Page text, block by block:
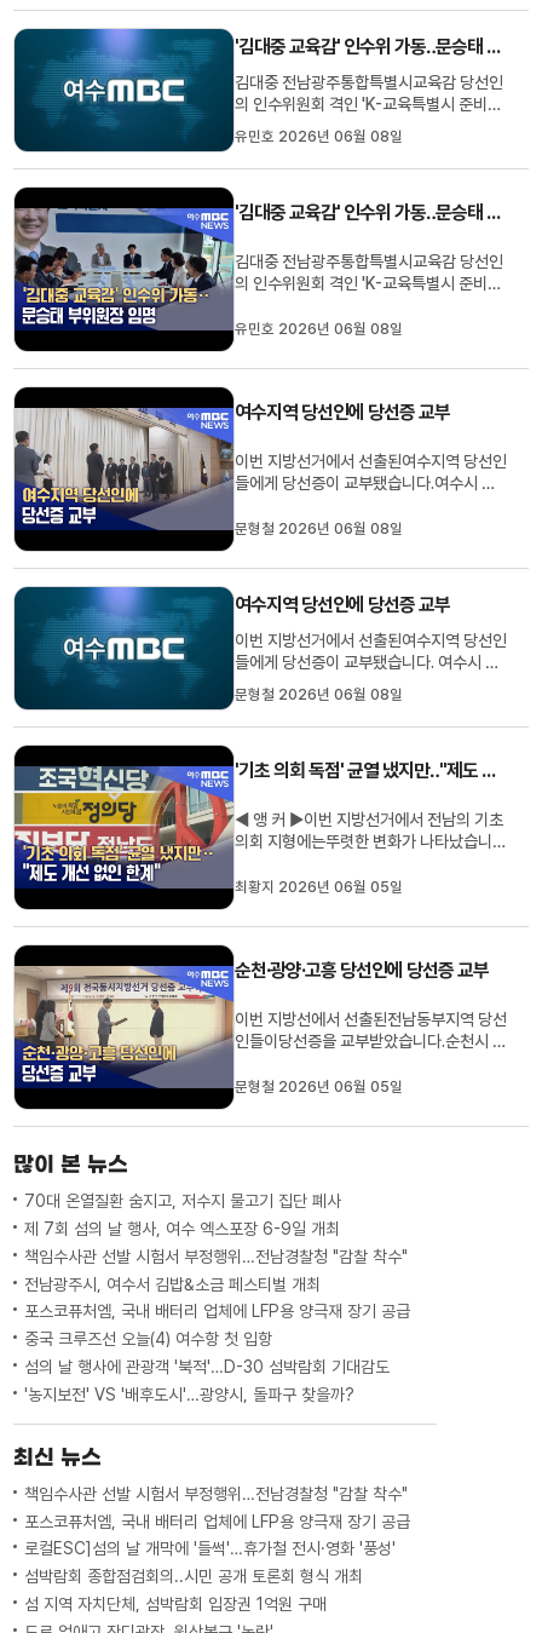
을 맡았습니다.인수위는 조만간 현판식을
열고순천시 부서별 업무보고를 시작으로민
선 9기 시정 방침과 핵심 공약 ...
'김대중 교육감' 인수위 가동‥문승태 부위원장 임명
김대중 전남광주통합특별시교육감 당선인
의 인수위원회 격인 'K-교육특별시 준비위
원회'가 공식 출범했습니다.준비위원장은
서울대 교수 출신이자대통령 직속 국가교
육위원회 소속 김경범 위원이 맡았으며, 부
이 임명됐습니다.준비위는 다음 달 31일까
유민호 2026년 06월 08일
'김대중 교육감' 인수위 가동‥문승태 부위원장 임명
김대중 전남광주통합특별시교육감 당선인
의 인수위원회 격인 'K-교육특별시 준비위
서울대 교수 출신이자대통령 직속 국가교
위원장에는 문승태 전 국립순천대 부총장
지 가동되며,양 지역의 균형과 ...
유민호 2026년 06월 08일
여수지역 당선인에 당선증 교부
이번 지방선거에서 선출된여수지역 당선인
들에게 당선증이 교부됐습니다.여수시 선
실에서 당선증 교부식을 열고 시장과 광역
증을 전달했습니다.여수에서는 지자체장과
광역의원은 모두 민주당 소속 후보들이 당
선됐으며,기초의회는 민주당 21...
문형철 2026년 06월 08일
여수지역 당선인에 당선증 교부
이번 지방선거에서 선출된여수지역 당선인
들에게 당선증이 교부됐습니다. 여수시 선
거관리위원회는오늘(8) 여수시청 대회의
실에서 당선증 교부식을 열고 시장과 광역
의원, 기초의원 당선인 30여 명에게 당선
과 광역의원은 모두 민주당 소속 후보들이
문형철 2026년 06월 08일
'기초 의회 독점' 균열 냈지만‥"제도 개선 없인 한계"
◀ 앵 커 ▶이번 지방선거에서 전남의 기초
의회 지형에는뚜렷한 변화가 나타났습니
혁신당과 진보당이 두 자릿수 의석을 확보
가 일시적인 바람에 그치지 않으려면 넘어
다.◀ 리포트 ▶전남 기초의회 당선...
최황지 2026년 06월 05일
순천·광양·고흥 당선인에 당선증 교부
이번 지방선에서 선출된전남동부지역 당선
인들이당선증을 교부받았습니다.순천시 선
국민생활관에서 당선증 교부식을 열고 지
했습니다광양시와 고흥군 선관위도각각 시
문형철 2026년 06월 05일
많이 본 뉴스
70대 온열질환 숨지고, 저수지 물고기 집단 폐사
제 7회 섬의 날 행사, 여수 엑스포장 6-9일 개최
책임수사관 선발 시험서 부정행위…전남경찰청 "감찰 착수"
전남광주시, 여수서 김밥&소금 페스티벌 개최
포스코퓨처엠, 국내 배터리 업체에 LFP용 양극재 장기 공급
중국 크루즈선 오늘(4) 여수항 첫 입항
섬의 날 행사에 관광객 '북적'…D-30 섬박람회 기대감도
'농지보전' VS '배후도시'…광양시, 돌파구 찾을까?
최신 뉴스
책임수사관 선발 시험서 부정행위…전남경찰청 "감찰 착수"
포스코퓨처엠, 국내 배터리 업체에 LFP용 양극재 장기 공급
로컬ESC]섬의 날 개막에 '들썩'…휴가철 전시·영화 '풍성'
섬박람회 종합점검회의..시민 공개 토론회 형식 개최
섬 지역 자치단체, 섬박람회 입장권 1억원 구매